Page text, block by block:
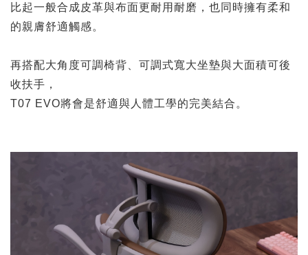
比起一般合成皮革與布面更耐用耐磨，也同時擁有柔和
的親膚舒適觸感。
再搭配大角度可調椅背、可調式寬大坐墊與大面積可後
收扶手，
T07 EVO將會是舒適與人體工學的完美結合。